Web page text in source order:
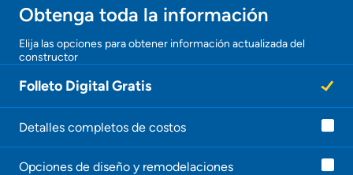
Obtener Aprobación Previa
Obtener ofertas por mi casa
¡Gracias!
¡
n
e
e
Obtenga toda la información
Elija las opciones para obtener información actualizada del
constructor
Folleto Digital Gratis
Detalles completos de costos
Opciones de diseño y remodelaciones